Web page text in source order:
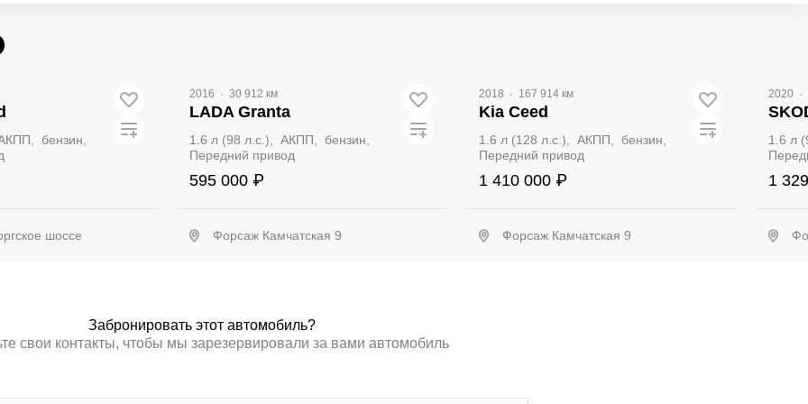
бензин,
шоссе
2016 · 30 912 км
LADA Granta
1.6 л (98 л.с.), АКПП, бензин,
Передний привод
595 000 ₽
Форсаж Камчатская 9
2018 · 167 914 км
Kia Ceed
1.6 л (128 л.с.), АКПП, бензин,
Передний привод
1 410 000 ₽
Форсаж Камчатская 9
2020 ·
1.6 л
1
Забронировать этот автомобиль?
свои контакты, чтобы мы зарезервировали за вами автомобиль